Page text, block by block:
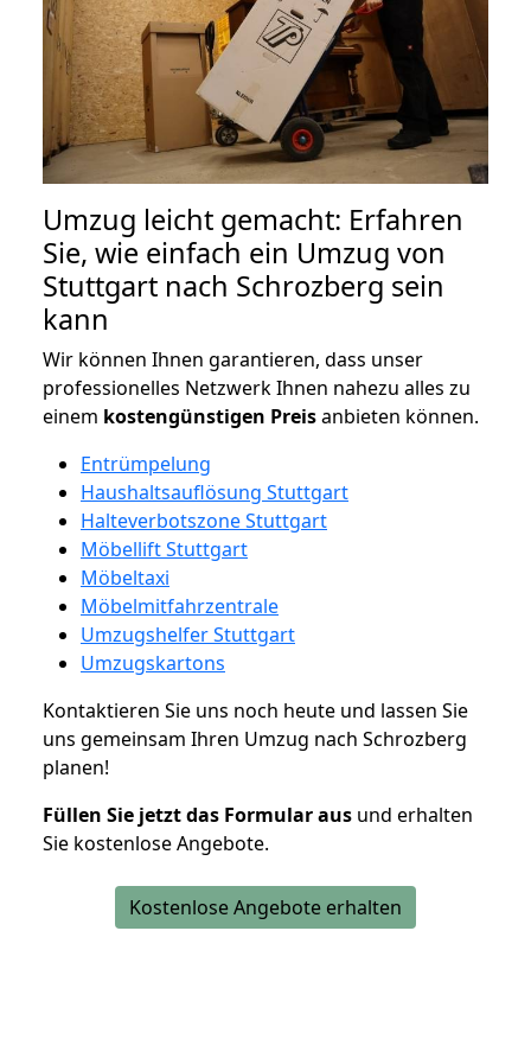
Umzug leicht gemacht: Erfahren
Sie, wie einfach ein Umzug von
Stuttgart nach Schrozberg sein
kann
Wir können Ihnen garantieren, dass unser
professionelles Netzwerk Ihnen nahezu alles zu
einem kostengünstigen Preisanbieten können.
Entrümpelung
Haushaltsauflösung Stuttgart
Halteverbotszone Stuttgart
Möbellift Stuttgart
Möbeltaxi
Möbelmitfahrzentrale
Umzugshelfer Stuttgart
Umzugskartons
Kontaktieren Sie uns noch heute und lassen Sie
uns gemeinsam Ihren Umzug nach Schrozberg
planen!
Füllen Sie jetzt das Formular aus und erhalten
Sie kostenlose Angebote.
Kostenlose Angebote erhalten